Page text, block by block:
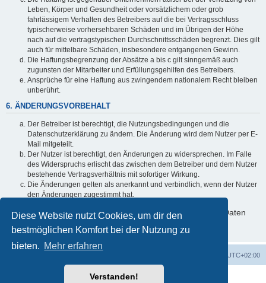
Diese Website nutzt Cookies, um dir den
bestmöglichen Komfort bei der Nutzung zu
bieten. Mehr erfahren
Verstanden!
Leben, Körper und Gesundheit oder vorsätzlichem oder grob
fahrlässigem Verhalten des Betreibers auf die bei Vertragsschluss
typischerweise vorhersehbaren Schäden und im Übrigen der Höhe
nach auf die vertragstypischen Durchschnittsschäden begrenzt. Dies gilt
auch für mittelbare Schäden, insbesondere entgangenen Gewinn.
Die Haftungsbegrenzung der Absätze a bis c gilt sinngemäß auch
zugunsten der Mitarbeiter und Erfüllungsgehilfen des Betreibers.
Ansprüche für eine Haftung aus zwingendem nationalem Recht bleiben
unberührt.
6. ÄNDERUNGSVORBEHALT
Der Betreiber ist berechtigt, die Nutzungsbedingungen und die
Datenschutzerklärung zu ändern. Die Änderung wird dem Nutzer per E-
Mail mitgeteilt.
Der Nutzer ist berechtigt, den Änderungen zu widersprechen. Im Falle
des Widerspruchs erlischt das zwischen dem Betreiber und dem Nutzer
bestehende Vertragsverhältnis mit sofortiger Wirkung.
Die Änderungen gelten als anerkannt und verbindlich, wenn der Nutzer
den Änderungen zugestimmt hat.
Informationen über den Umgang mit deinen persönlichen Daten
sind in der Datenschutzerklärung enthalten.
UTC+02:00
Powered byphpBB® Forum Software © phpBB Limited